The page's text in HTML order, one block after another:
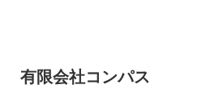
有限会社コンパス